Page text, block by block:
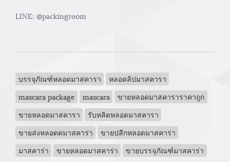
LINE: @packingroom
บรรจุภัณฑ์หลอดมาสคารา
หลอดลิปมาสคารา
mascara package
mascara
ขายหลอดมาสคาราราคาถูก
ขายหลอดมาสคารา
รับหลิดหลอดมาสคารา
ขายส่งหลอดดมาสคาร่า
ขายปลีกหลอดมาสคาร่า
มาสคาร่า
ขายหลอดมาสคาร่า
ขายบรรจุภัณฑ์มาสคาร่า